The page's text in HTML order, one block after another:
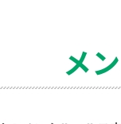
メ